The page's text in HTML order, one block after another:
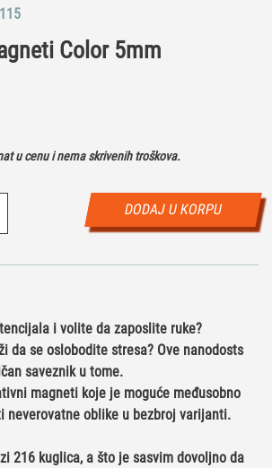
Color 5mm
cena
25.00 KM.
u cenu i nema skrivenih troškova.
DODAJ U KORPU
i volite da zaposlite ruke?
da se oslobodite stresa? Ove nanodosts
saveznik u tome.
magneti koje je moguće međusobno
neverovatne oblike u bezbroj varijanti.
216 kuglica, a što je sasvim dovoljno da